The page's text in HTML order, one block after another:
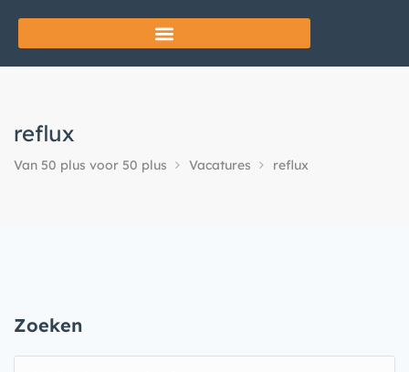
reflux
Van 50 plus voor 50 plus Vacatures reflux
Zoeken